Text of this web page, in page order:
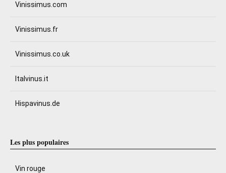
Vinissimus.com
Vinissimus.fr
Vinissimus.co.uk
Italvinus.it
Hispavinus.de
Les plus populaires
Vin rouge